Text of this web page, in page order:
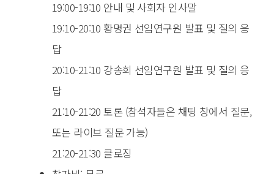
19:00-19:10 안내 및 사회자 인사말
19:10-20:10 황명권 선임연구원 발표 및 질의 응
답
20:10-21:10 강송희 선임연구원 발표 및 질의 응
답
21:10-21:20 토론 (참석자들은 채팅 창에서 질문,
또는 라이브 질문 가능)
21:20-21:30 클로징